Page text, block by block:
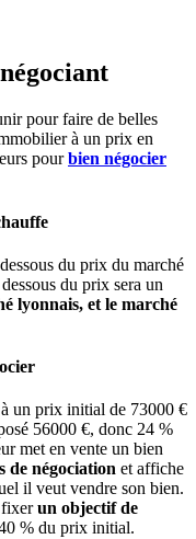
pour faire de belles
à un prix en
pourbien négocier
du prix du marché
du prix sera un
lyonnais, et le marché
un prix initial de 73000 €
56000 €, donc 24 %
met en vente un bien
de négociation et affiche
il veut vendre son bien.
fixerun objectif de
% du prix initial.